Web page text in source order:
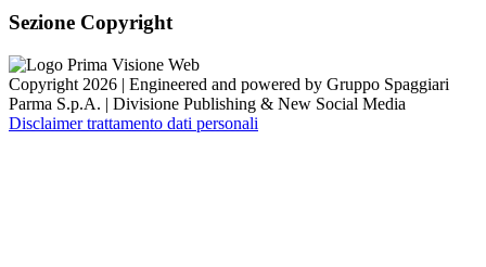
Sezione Copyright
Copyright 2026 | Engineered and powered by Gruppo Spaggiari
Parma S.p.A. | Divisione Publishing & New Social Media
Disclaimer trattamento dati personali